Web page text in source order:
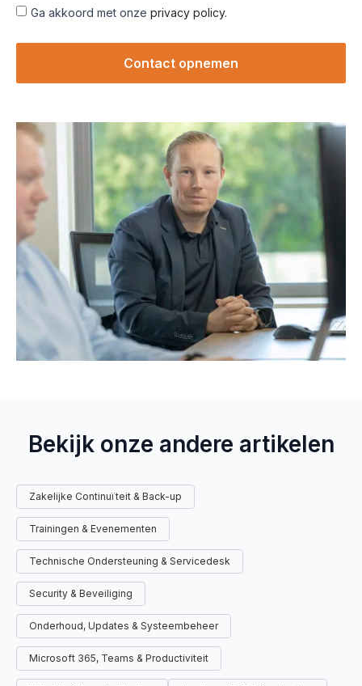
Ga akkoord met onze privacy policy.
Contact opnemen
Bekijk onze andere artikelen
Zakelijke Continuïteit & Back-up
Trainingen & Evenementen
Technische Ondersteuning & Servicedesk
Security & Beveiliging
Onderhoud, Updates & Systeembeheer
Microsoft 365, Teams & Productiviteit